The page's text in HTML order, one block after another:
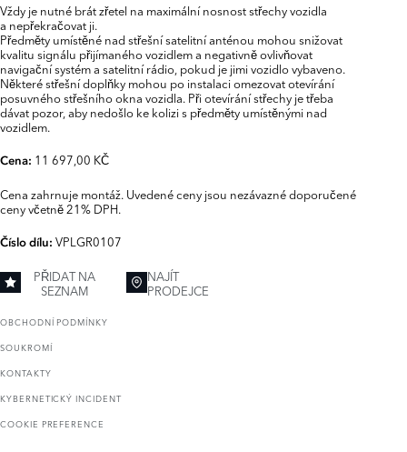
Vždy je nutné brát zřetel na maximální nosnost střechy vozidla
a nepřekračovat ji.
Předměty umístěné nad střešní satelitní anténou mohou snižovat
kvalitu signálu přijímaného vozidlem a negativně ovlivňovat
navigační systém a satelitní rádio, pokud je jimi vozidlo vybaveno.
Některé střešní doplňky mohou po instalaci omezovat otevírání
posuvného střešního okna vozidla. Při otevírání střechy je třeba
dávat pozor, aby nedošlo ke kolizi s předměty umístěnými nad
vozidlem.
Cena: 11 697,00 KČ
Cena zahrnuje montáž. Uvedené ceny jsou nezávazné doporučené
ceny včetně 21% DPH.
Číslo dílu: VPLGR0107
PŘIDAT NA
SEZNAM
NAJÍT
PRODEJCE
OBCHODNÍ PODMÍNKY
SOUKROMÍ
KONTAKTY
KYBERNETICKÝ INCIDENT
COOKIE PREFERENCE